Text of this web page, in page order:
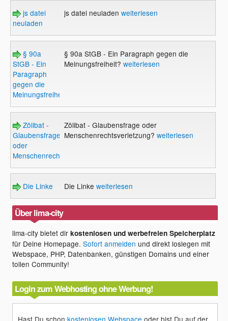
js datei
neuladen
js datei neuladen weiterlesen
§ 90a
StGB - Ein
Paragraph
gegen die
Meinungsfreiheit?
§ 90a StGB - Ein Paragraph gegen die
Meinungsfreiheit? weiterlesen
Zölibat -
Glaubensfrage
oder
Menschenrechtsverletzung?
Zölibat - Glaubensfrage oder
Menschenrechtsverletzung? weiterlesen
Die Linke Die Linke weiterlesen
Über lima-city
lima-city bietet dirkostenlosen und werbefreien Speicherplatz
für Deine Homepage.Sofort anmelden und direkt loslegen mit
Webspace, PHP, Datenbanken, günstigen Domains und einer
tollen Community!
Login zum Webhosting ohne Werbung!
Hast Du schonkostenlosen Webspace oder bist Du auf der